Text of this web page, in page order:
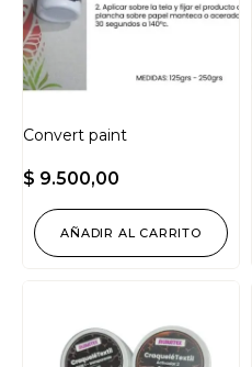
Convert paint
$ 9.500,00
AÑADIR AL CARRITO